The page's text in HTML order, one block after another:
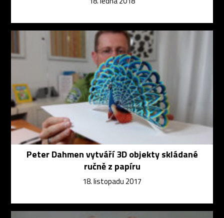
Peter Dahmen vytváří 3D objekty skládané
ručně z papíru
18. listopadu 2017